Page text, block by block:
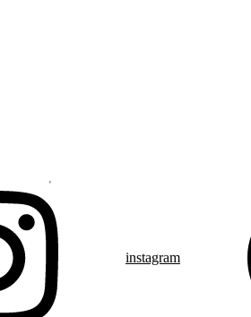
instagram